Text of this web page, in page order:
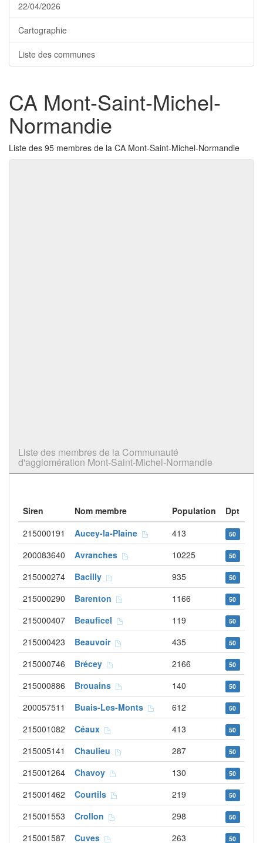
22/04/2026
Cartographie
Liste des communes
CA Mont-Saint-Michel-
Normandie
Liste des 95 membres de la CA Mont-Saint-Michel-Normandie
Liste des membres de la Communauté
d'agglomération Mont-Saint-Michel-Normandie
Siren Nom membre Population
Dpt
215000191
Aucey-la-Plaine 413 50
200083640 Avranches 10225 50
215000274 Bacilly 935 50
215000290 Barenton 1166 50
215000407 Beauficel 119 50
215000423 Beauvoir 435 50
215000746 Brécey 2166 50
215000886 Brouains 140 50
200057511 Buais-Les-Monts 612 50
215001082 Céaux 413 50
215005141 Chaulieu 287 50
215001264 Chavoy 130 50
215001462 Courtils 219 50
215001553 Crollon 298 50
215001587 Cuves 263 50